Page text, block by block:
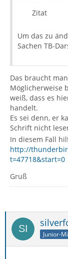
Zitat
Um das zu
Sachen TB-
Das braucht
Möglicherweise
weiß, dass es
handelt.
Es sei denn, er
Schrift nicht
In diesem Fall
http://
t=47718&start=0
Gruß
Junior-